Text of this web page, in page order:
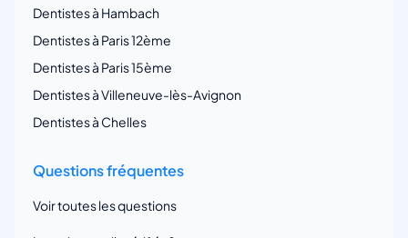
Dentistes à Hambach
Dentistes à Paris 12ème
Dentistes à Paris 15ème
Dentistes à Villeneuve-lès-Avignon
Dentistes à Chelles
Questions fréquentes
Voir toutes les questions